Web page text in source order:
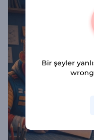
Bir şeyler